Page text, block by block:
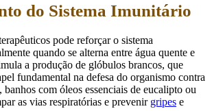
do Sistema Imunitário
pode reforçar o sistema
quando se alterna entre água quente e
a produção de glóbulos brancos, que
fundamental na defesa do organismo contra
com óleos essenciais de eucalipto ou
as vias respiratórias e prevenir gripes e